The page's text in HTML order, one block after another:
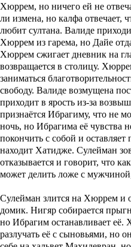
Хюррем, но ничего ей не
ли измена, но калфа
любит султана. Валиде
Хюррем из гарема, но Дайе
Хюррем сжигает дневник на
возвращается в столицу.
заниматься
свободу. Валиде возмущена
приходит в ярость из-за
признаётся Ибрагиму, что не
ночь, но Ибрагима её чувства
покончить с собой и
находит Хатидже. Сулейман
отказывается и говорит, что
может делить ложе с
Сулейман злится на Хюррем и
домик. Нигяр собирается
но Ибрагим останавливает
разлучать её с сыновьями, но